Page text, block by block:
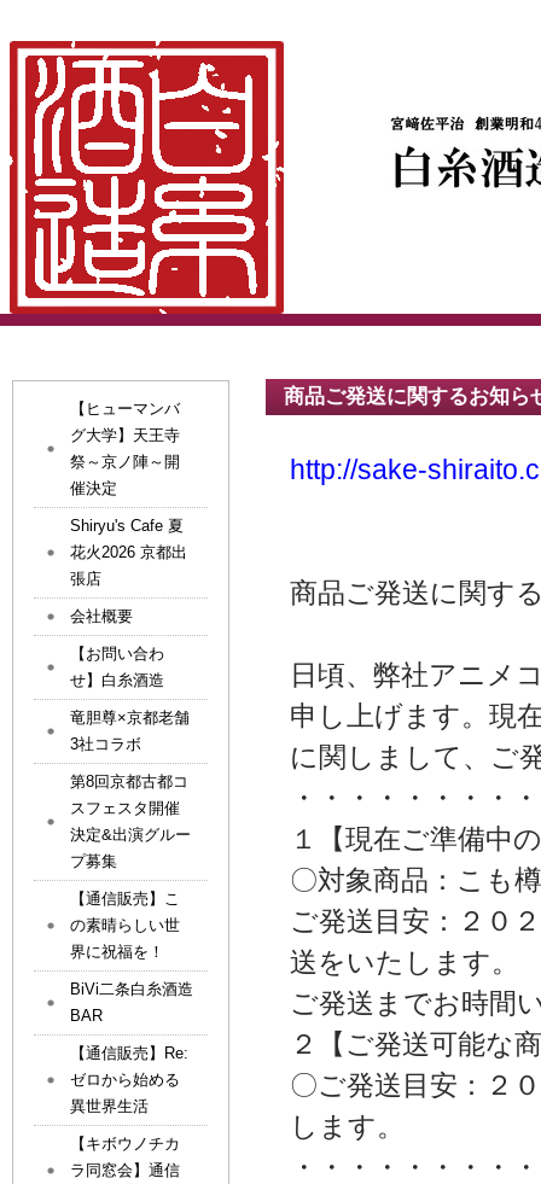
商品ご発送に関するお知ら
http://sake-
商品ご発送に関す
日頃、弊社アニメ
申し上げます。現
に関しまして、ご
・・・・・・・・
１【現在ご準備中
〇対象商品：こも
ご発送目安：２０
送をいたします。
ご発送までお時間
２【ご発送可能な
〇ご発送目安：２
します。
・・・・・・・・
【ヒューマンバ
グ大学】天王寺
祭～京ノ陣～開
催決定
Shiryu's Cafe 夏
花火2026 京都出
張店
会社概要
【お問い合わ
せ】白糸酒造
竜胆尊×京都老舗
3社コラボ
第8回京都古都コ
スフェスタ開催
決定&出演グルー
プ募集
【通信販売】こ
の素晴らしい世
界に祝福を！
BiVi二条白糸酒造
BAR
【通信販売】Re:
ゼロから始める
異世界生活
【キボウノチカ
ラ同窓会】通信